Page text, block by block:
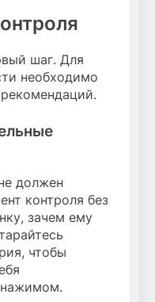
шаг. Для
необходимо
должен
контроля без
зачем ему
чтобы